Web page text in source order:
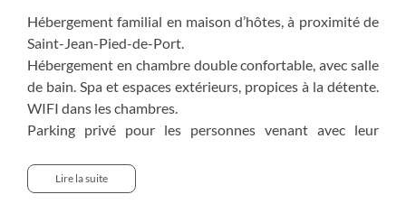
Hébergement familial en maison d’hôtes, à proximité de
Saint-Jean-Pied-de-Port.
Hébergement en chambre double confortable, avec salle
de bain. Spa et espaces extérieurs, propices à la détente.
WIFI dans les chambres.
Parking privé pour les personnes venant avec leur
Hébergements habituels : Maison Iputxainia.
Lire la suite